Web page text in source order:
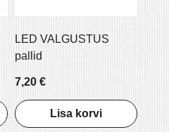
LED VALGUSTUS
pallid
7,20 €
Lisa korvi